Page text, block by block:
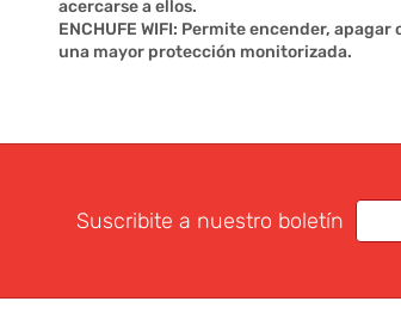
acercarse a ellos.
ENCHUFE WIFI: Permite encender,
una mayor protección monitorizada.
Suscribite a nuestro boletín